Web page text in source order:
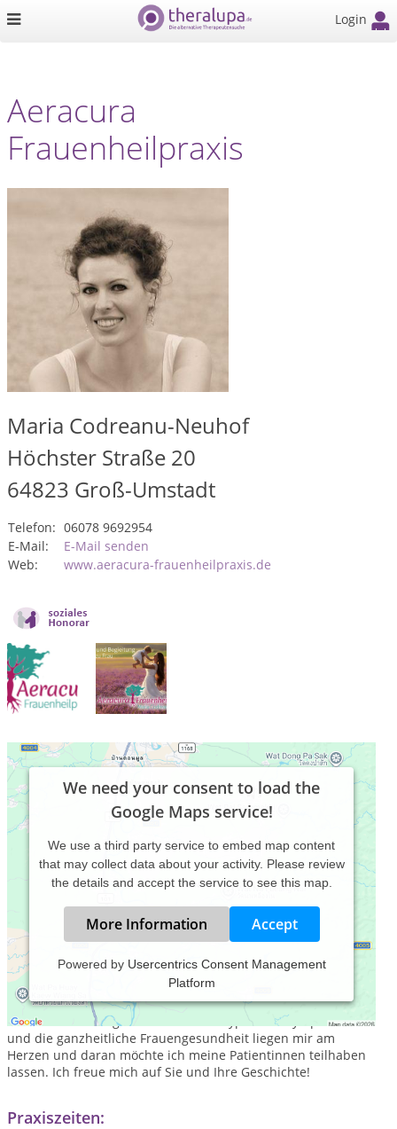
Login
Aeracura
Frauenheilpraxis
Maria Codreanu-Neuhof
Höchster Straße 20
64823 Groß-Umstadt
Telefon: 06078 9692954
E-Mail:
E-Mail senden
Web:
www.aeracura-frauenheilpraxis.de
We need your consent to load the
Google Maps service!
We use a third party service to embed map content
that may collect data about your activity. Please review
the details and accept the service to see this map.
More Information Accept
Powered by Usercentrics Consent Management
Platform
Meine Tätigkeit als Heilpraktikerin verstehe ich als
ganzheitliche Beratung und Begleitung vor allem für Frauen
und Paare. Hintergründe von frauentypischen Symptomen
und die ganzheitliche Frauengesundheit liegen mir am
Herzen und daran möchte ich meine Patientinnen teilhaben
lassen. Ich freue mich auf Sie und Ihre Geschichte!
Praxiszeiten: